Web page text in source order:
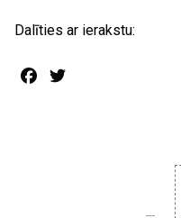
Dalīties ar ierakstu:
Facebook